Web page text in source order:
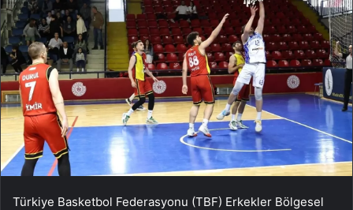
Türkiye Basketbol Federasyonu (TBF) Erkekler Bölgesel